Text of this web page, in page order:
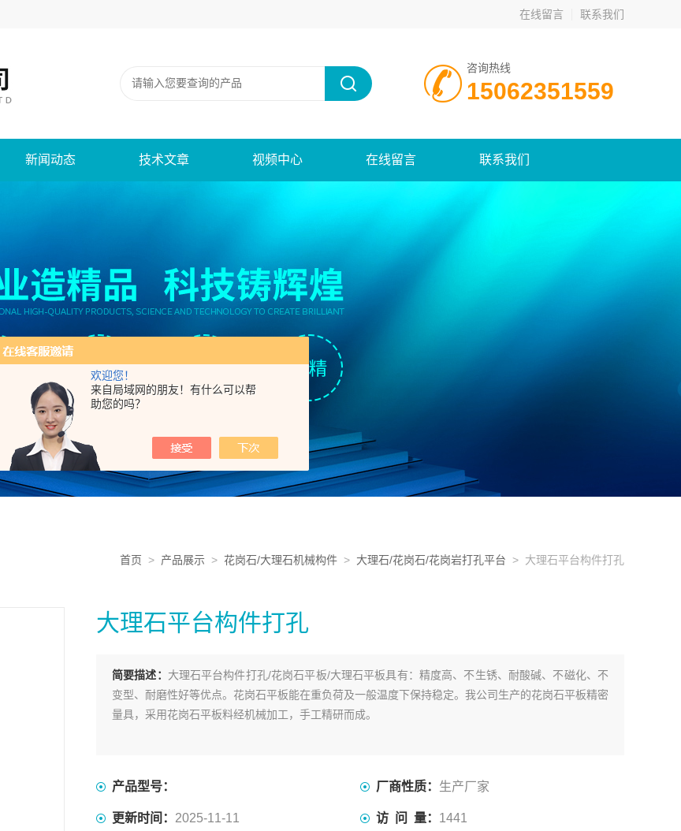
欢迎您！
来自局域网的朋友！有什么可以帮
助您的吗？
在线留言 联系我们
咨询热线
15062351559
新闻动态 技术文章 视频中心 在线留言 联系我们
首页 > 产品展示 > 花岗石/大理石机械构件 > 大理石/花岗石/花岗岩打孔平台 > 大理石平台构件打孔
大理石平台构件打孔
简要描述： 大理石平台构件打孔/花岗石平板/大理石平板具有：精度高、不生锈、耐酸碱、不磁化、不
变型、耐磨性好等优点。花岗石平板能在重负荷及一般温度下保持稳定。我公司生产的花岗石平板精密
量具，采用花岗石平板料经机械加工，手工精研而成。
产品型号： 厂商性质： 生产厂家
更新时间： 2025-11-11 访 问 量： 1441